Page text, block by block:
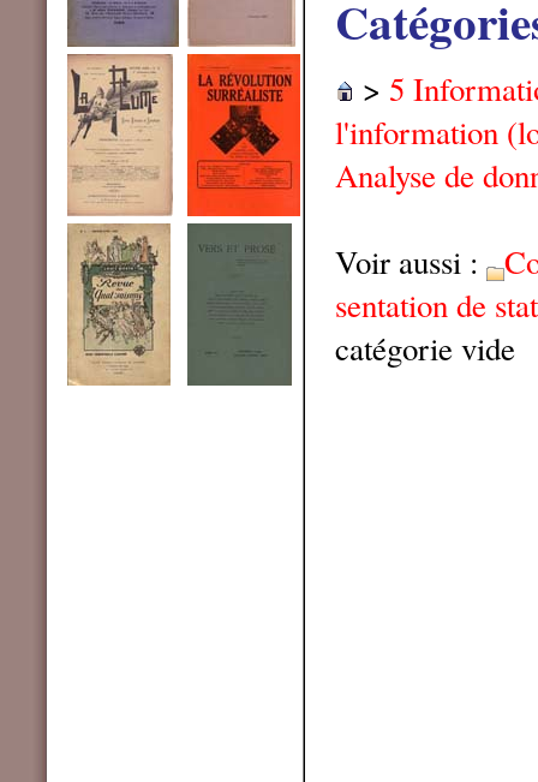
> 5
l'information
Analyse de
Voir aussi :
sentation de
catégorie vide